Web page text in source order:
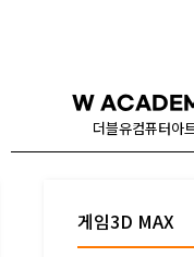
W
더블유컴퓨터아
게임3D MAX